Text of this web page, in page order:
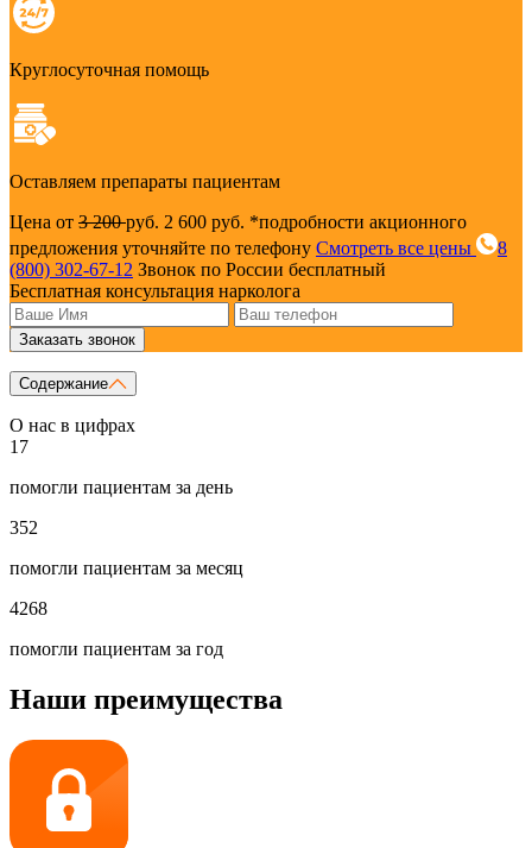
Круглосуточная помощь
Оставляем препараты пациентам
Цена от 3 200руб. 2 600 руб. *подробности акционного
предложения уточняйте по телефону Смотреть все цены
8
(800) 302-67-12 Звонок по России бесплатный
Бесплатная консультация нарколога
Заказать звонок
Содержание
О нас в цифрах
17
помогли пациентам за день
352
помогли пациентам за месяц
4268
помогли пациентам за год
Наши преимущества